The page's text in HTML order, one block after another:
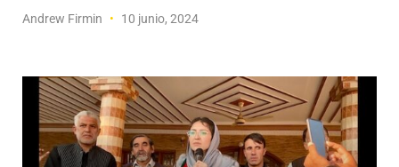
Andrew Firmin 10 junio, 2024